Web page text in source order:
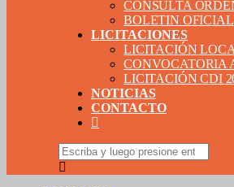
CONSULTA
BOLETIN OFICIAL
LICITACIONES
LICITACIÓN
CONVOCATORIA
LICITACIÓN CDI
NOTICIAS
CONTACTO